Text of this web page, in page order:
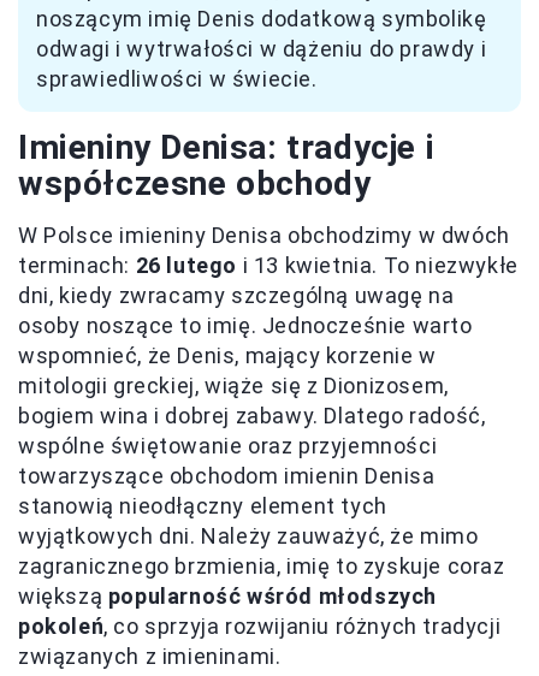
noszącym imię Denis dodatkową symbolikę
odwagi i wytrwałości w dążeniu do prawdy i
sprawiedliwości w świecie.
Imieniny Denisa: tradycje i
współczesne obchody
W Polsce imieniny Denisa obchodzimy w dwóch
terminach: 26 lutego i 13 kwietnia. To niezwykłe
dni, kiedy zwracamy szczególną uwagę na
osoby noszące to imię. Jednocześnie warto
wspomnieć, że Denis, mający korzenie w
mitologii greckiej, wiąże się z Dionizosem,
bogiem wina i dobrej zabawy. Dlatego radość,
wspólne świętowanie oraz przyjemności
towarzyszące obchodom imienin Denisa
stanowią nieodłączny element tych
wyjątkowych dni. Należy zauważyć, że mimo
zagranicznego brzmienia, imię to zyskuje coraz
większą popularność wśród młodszych
pokoleń, co sprzyja rozwijaniu różnych tradycji
związanych z imieninami.